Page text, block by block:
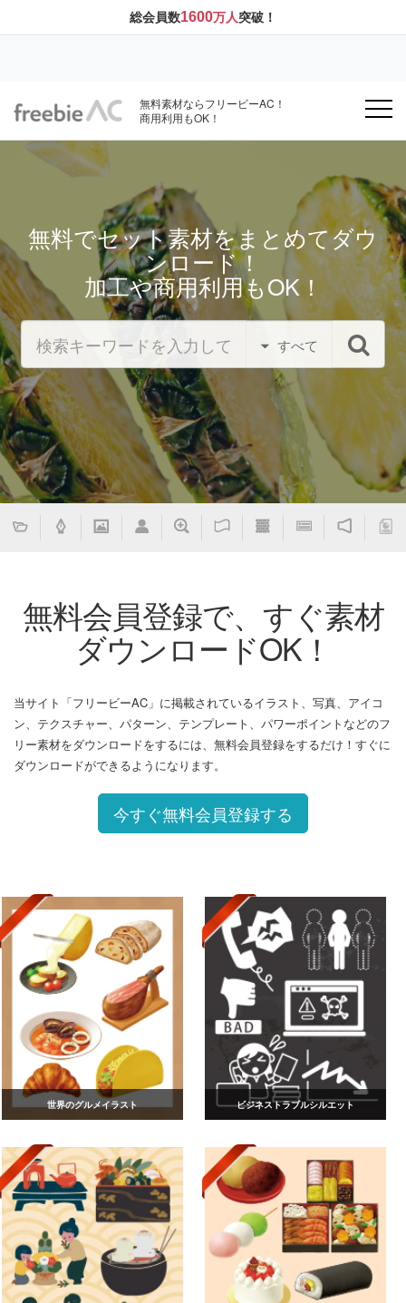
総会員数1600万人突破！
無料素材ならフリービーAC！
商用利用もOK！
無料でセット素材をまとめてダウ
ンロード！
加工や商用利用もOK！
すべて
無料会員登録で、すぐ素材
ダウンロードOK！
当サイト「フリービーAC」に掲載されているイラスト、写真、アイコ
ン、テクスチャー、パターン、テンプレート、パワーポイントなどのフ
リー素材をダウンロードをするには、無料会員登録をするだけ！すぐに
ダウンロードができるようになります。
今すぐ無料会員登録する
世界のグルメイラスト ビジネストラブルシルエット